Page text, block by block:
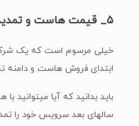
۵_ قیمت هاست و تمدید هاست را قبل از خرید بدانید.
خیلی مرسوم است که یک
ابتدای فروش هاست و دامنه
باید بدانید که آیا میتوانید
سالهای بعد سرویس خود را